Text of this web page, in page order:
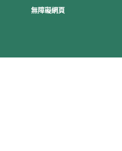
無障礙網頁